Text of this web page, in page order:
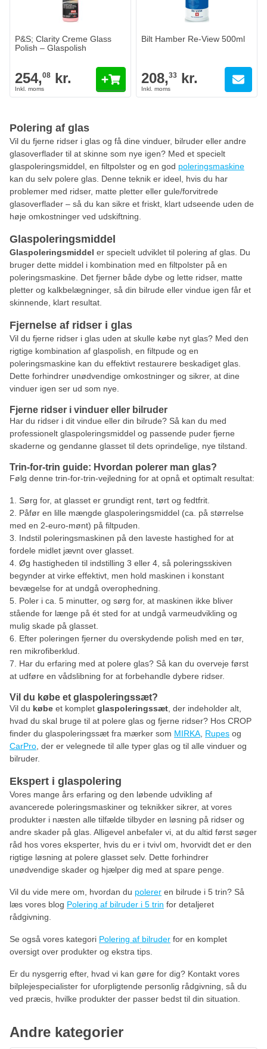
P&S; Clarity Creme Glass
Polish – Glaspolish
254,08 kr.
Bilt Hamber Re-View 500ml
208,33 kr.
Polering af glas
Vil du fjerne ridser i glas og få dine vinduer, bilruder eller andre
glasoverflader til at skinne som nye igen? Med et specielt
glaspoleringsmiddel, en filtpolster og en god poleringsmaskine
kan du selv polere glas. Denne teknik er ideel, hvis du har
problemer med ridser, matte pletter eller gule/forvitrede
glasoverflader – så du kan sikre et friskt, klart udseende uden de
høje omkostninger ved udskiftning.
Glaspoleringsmiddel
Glaspoleringsmiddel er specielt udviklet til polering af glas. Du
bruger dette middel i kombination med en filtpolster på en
poleringsmaskine. Det fjerner både dybe og lette ridser, matte
pletter og kalkbelægninger, så din bilrude eller vindue igen får et
skinnende, klart resultat.
Fjernelse af ridser i glas
Vil du fjerne ridser i glas uden at skulle købe nyt glas? Med den
rigtige kombination af glaspolish, en filtpude og en
poleringsmaskine kan du effektivt restaurere beskadiget glas.
Dette forhindrer unødvendige omkostninger og sikrer, at dine
vinduer igen ser ud som nye.
Fjerne ridser i vinduer eller bilruder
Har du ridser i dit vindue eller din bilrude? Så kan du med
professionelt glaspoleringsmiddel og passende puder fjerne
skaderne og gendanne glasset til dets oprindelige, nye tilstand.
Trin-for-trin guide: Hvordan polerer man glas?
Følg denne trin-for-trin-vejledning for at opnå et optimalt resultat:
Sørg for, at glasset er grundigt rent, tørt og fedtfrit.
Påfør en lille mængde glaspoleringsmiddel (ca. på størrelse
med en 2-euro-mønt) på filtpuden.
Indstil poleringsmaskinen på den laveste hastighed for at
fordele midlet jævnt over glasset.
Øg hastigheden til indstilling 3 eller 4, så poleringsskiven
begynder at virke effektivt, men hold maskinen i konstant
bevægelse for at undgå overophedning.
Poler i ca. 5 minutter, og sørg for, at maskinen ikke bliver
stående for længe på ét sted for at undgå varmeudvikling og
mulig skade på glasset.
Efter poleringen fjerner du overskydende polish med en tør,
ren mikrofiberklud.
Har du erfaring med at polere glas? Så kan du overveje først
at udføre en vådslibning for at forbehandle dybere ridser.
Vil du købe et glaspoleringssæt?
Vil du købe et komplet glaspoleringssæt , der indeholder alt,
hvad du skal bruge til at polere glas og fjerne ridser? Hos CROP
finder du glaspoleringssæt fra mærker som MIRKA Rupes og
CarPro , der er velegnede til alle typer glas og til alle vinduer og
bilruder.
Ekspert i glaspolering
Vores mange års erfaring og den løbende udvikling af
avancerede poleringsmaskiner og teknikker sikrer, at vores
produkter i næsten alle tilfælde tilbyder en løsning på ridser og
andre skader på glas. Alligevel anbefaler vi, at du altid først søger
råd hos vores eksperter, hvis du er i tvivl om, hvorvidt det er den
rigtige løsning at polere glasset selv. Dette forhindrer
unødvendige skader og hjælper dig med at spare penge.
Vil du vide mere om, hvordan du polerer en bilrude i 5 trin? Så
læs vores blog Polering af bilruder i 5 trin for detaljeret
rådgivning.
Se også vores kategori Polering af bilruder for en komplet
oversigt over produkter og ekstra tips.
Er du nysgerrig efter, hvad vi kan gøre for dig? Kontakt vores
bilplejespecialister for uforpligtende personlig rådgivning, så du
ved præcis, hvilke produkter der passer bedst til din situation.
Andre kategorier